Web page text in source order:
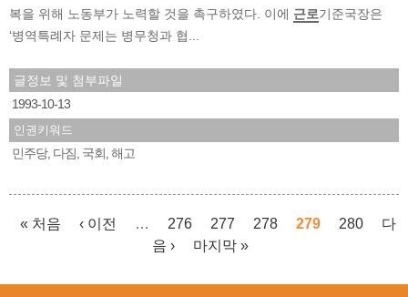
복을 위해 노동부가 노력할 것을 촉구하였다. 이에 근로기준국장은
‘병역특례자 문제는 병무청과 협...
글정보 및 첨부파일
1993-10-13
인권키워드
민주당, 다짐 국회 해고
« 처음 ‹ 이전 … 276 277 278 279 280
다
음 ›
마지막 »